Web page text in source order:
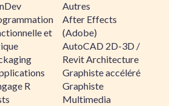
et
R
Autres
After Effects
(Adobe)
AutoCAD 2D-3D /
Revit Architecture
Graphiste accéléré
Graphiste
Multimedia